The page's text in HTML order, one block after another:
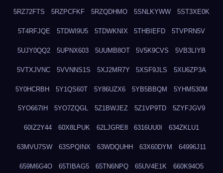
5RZ72FTS 5RZPCFKF 5RZQDHMO 5SNLKYWW 5ST3XE0K
5T4RFJQE 5TDWI9U5 5TDWKNIX 5THBIEFD 5TVPRN5V
5UJY0QQ2 5UPNX603 5UUMB8OT 5V5K9CVS 5VB3LIYB
5VTXJVNC 5VVNNS1S 5XJ2MR7Y 5XSF9JLS 5XU6ZP3A
5Y0HCRBH 5Y1QS60T 5Y86UZX6 5YB5BBQM 5YHM530M
5YO667IH 5YO7ZQGL 5Z1BWJEZ 5Z1VP9TD 5ZYFJGV9
60IZ2Y44 60X8LPUK 62LJGRE8 6316UU0I 634ZKLU1
63MVU7SW 63SPQINX 63WDQUHH 63X60DYM 64996J11
659M6G4O 65TIBAG5 65TN6NPQ 65UV4E1K 660K94O5